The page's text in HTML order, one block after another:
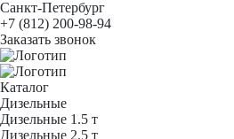
Санкт-Петербург
+7 (812) 200-98-94
Заказать звонок
Каталог
Дизельные
Дизельные 1.5 т
Дизельные 2.5 т